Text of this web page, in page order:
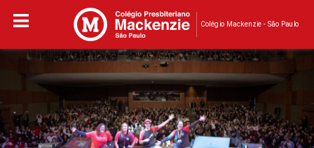
Colégio Mackenzie - São Paulo